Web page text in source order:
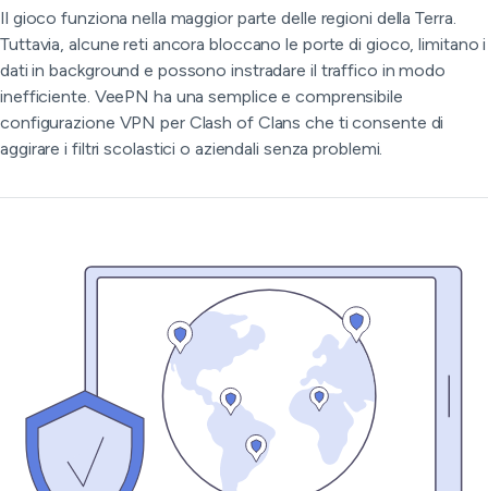
Il gioco funziona nella maggior parte delle regioni della Terra.
Tuttavia, alcune reti ancora bloccano le porte di gioco, limitano i
dati in background e possono instradare il traffico in modo
inefficiente. VeePN ha una semplice e comprensibile
configurazione VPN per Clash of Clans che ti consente di
aggirare i filtri scolastici o aziendali senza problemi.